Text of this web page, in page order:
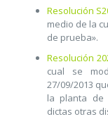
Resolución
medio de la
de prueba».
Resolución
cual se
27/09/2013
la planta de
dictas otras